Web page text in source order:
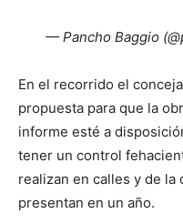
— Pancho Baggio
En el recorrido el
propuesta para que la
informe esté a
tener un control
realizan en calles y de la
presentan en un año.